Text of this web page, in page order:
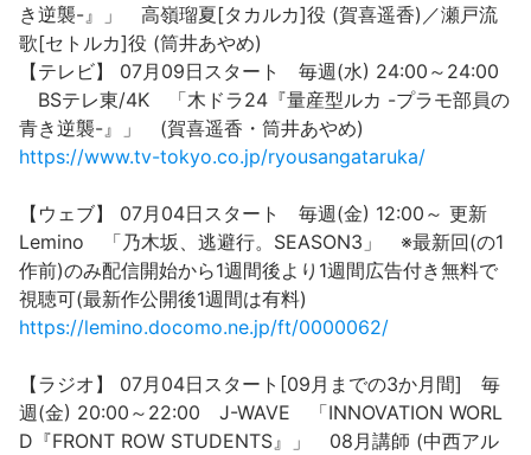
き逆襲-』」 高嶺瑠夏[タカルカ]役 (賀喜遥香)／瀬戸流
歌[セトルカ]役 (筒井あやめ)
【テレビ】 07月09日スタート 毎週(水) 24:00～24:00
BSテレ東/4K 「木ドラ24『量産型ルカ -プラモ部員の
青き逆襲-』」 (賀喜遥香・筒井あやめ)
https://www.tv-tokyo.co.jp/ryousangataruka/
【ウェブ】 07月04日スタート 毎週(金) 12:00～ 更新
Lemino 「乃木坂、逃避行。SEASON3」 ※最新回(の1
作前)のみ配信開始から1週間後より1週間広告付き無料で
視聴可(最新作公開後1週間は有料)
https://lemino.docomo.ne.jp/ft/0000062/
【ラジオ】 07月04日スタート[09月までの3か月間] 毎
週(金) 20:00～22:00 J-WAVE 「INNOVATION WORL
D『FRONT ROW STUDENTS』」 08月講師 (中西アル